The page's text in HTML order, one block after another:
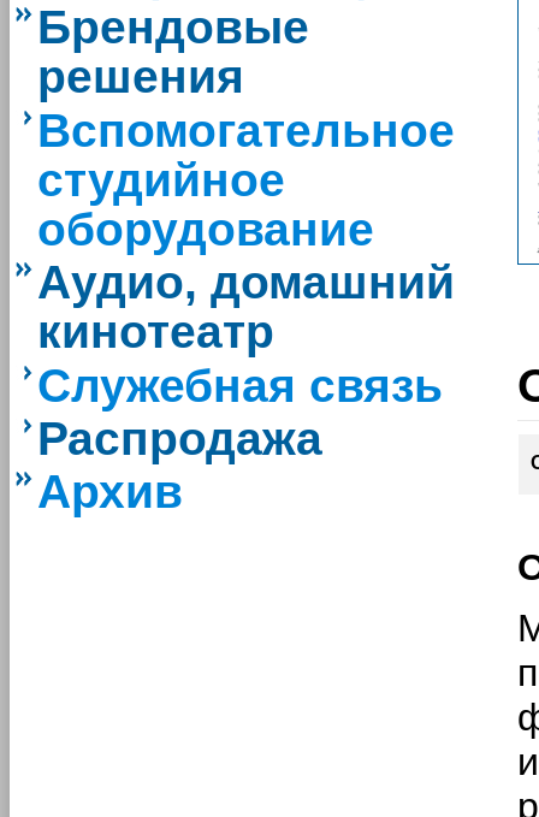
Брендовые
решения
Вспомогательное
студийное
оборудование
Аудио, домашний
кинотеатр
Служебная связь
Распродажа
Архив